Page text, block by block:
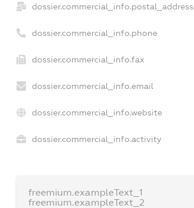
dossier.commercial_info.postal_address
dossier.commercial_info.phone
dossier.commercial_info.fax
dossier.commercial_info.email
dossier.commercial_info.website
dossier.commercial_info.activity
freemium.exampleText_1
freemium.exampleText_2